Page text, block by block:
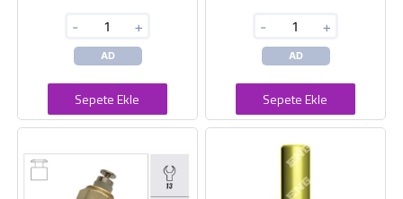
- +
AD
Sepete Ekle
- +
AD
Sepete Ekle